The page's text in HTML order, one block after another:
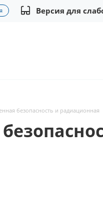
Версия для
безопасность и радиационная